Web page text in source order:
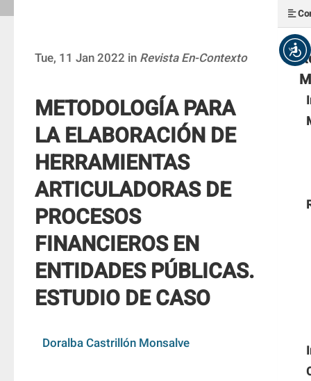
Tue, 11 Jan 2022 in Revista En-Contexto
METODOLOGÍA PARA
LA ELABORACIÓN DE
HERRAMIENTAS
ARTICULADORAS DE
PROCESOS
FINANCIEROS EN
ENTIDADES PÚBLICAS.
ESTUDIO DE CASO
Doralba Castrillón Monsalve